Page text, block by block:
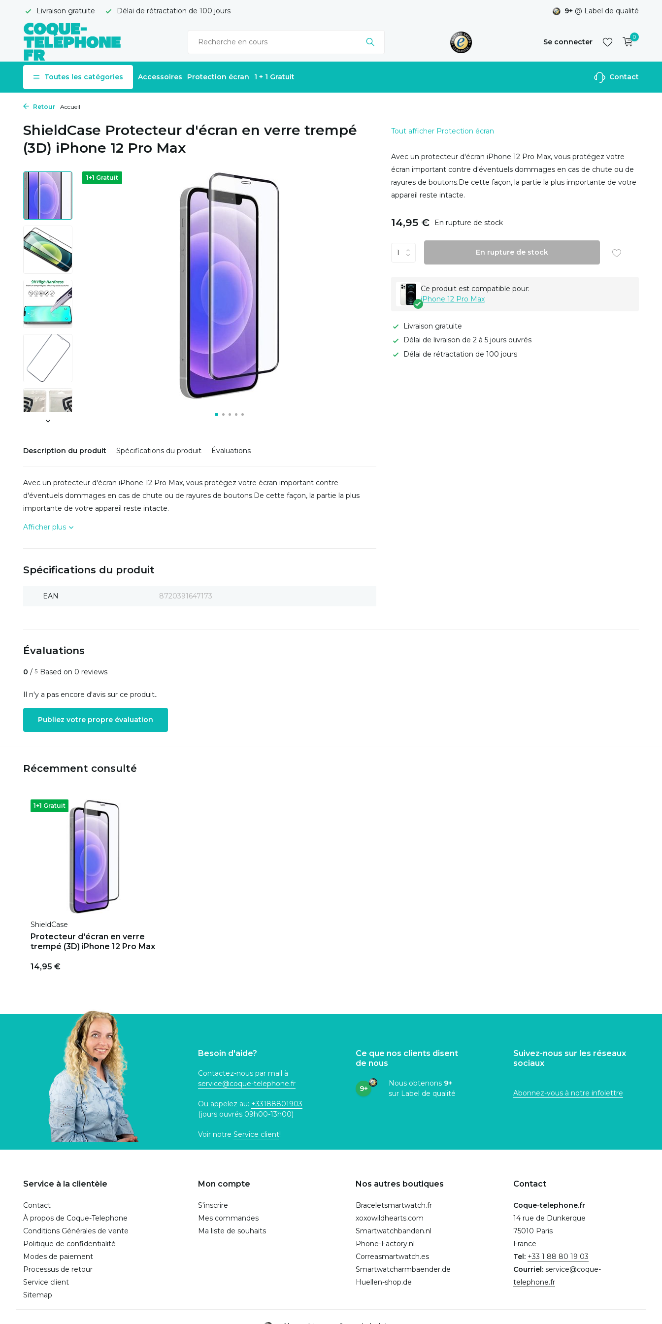
Livraison gratuite Délai de rétractation de 100 jours 9+ @ Label de qualité
Se connecter
S'inscrire
0
Toutes les catégories Accessoires Protection écran 1 + 1 Gratuit Contact
Retour Accueil
ShieldCase Protecteur d'écran en verre trempé
(3D) iPhone 12 Pro Max
1+1 Gratuit
Description du produit Spécifications du produit Évaluations
Avec un protecteur d'écran iPhone 12 Pro Max, vous protégez votre écran important contre
d'éventuels dommages en cas de chute ou de rayures de boutons.De cette façon, la partie la plus
importante de votre appareil reste intacte.
Afficher plus
Spécifications du produit
EAN 8720391647173
Tout afficher Protection écran
Avec un protecteur d'écran iPhone 12 Pro Max, vous protégez votre
écran important contre d'éventuels dommages en cas de chute ou de
rayures de boutons.De cette façon, la partie la plus importante de votre
appareil reste intacte.
14,95 € En rupture de stock
En rupture de stock
Ce produit est compatible pour:
iPhone 12 Pro Max
Livraison gratuite
Délai de livraison de 2 à 5 jours ouvrés
Délai de rétractation de 100 jours
Évaluations
0 / 5 Based on 0 reviews
Il n'y a pas encore d'avis sur ce produit..
Publiez votre propre évaluation
Récemment consulté
1+1 Gratuit
ShieldCase
Protecteur d'écran en verre
trempé (3D) iPhone 12 Pro Max
14,95 €
Besoin d'aide?
Contactez-nous par mail à
service@coque-telephone.fr
Ou appelez au: +33188801903
(jours ouvrés 09h00-13h00)
Voir notre Service client!
Ce que nos clients disent
de nous
9+
Nous obtenons 9+
sur Label de qualité
Suivez-nous sur les réseaux
sociaux
Abonnez-vous à notre infolettre
Service à la clientèle
Contact
À propos de Coque-Telephone
Conditions Générales de vente
Politique de confidentialité
Modes de paiement
Processus de retour
Service client
Sitemap
Mon compte
S'inscrire
Mes commandes
Ma liste de souhaits
Nos autres boutiques
Braceletsmartwatch.fr
xoxowildhearts.com
Smartwatchbanden.nl
Phone-Factory.nl
Correasmartwatch.es
Smartwatcharmbaender.de
Huellen-shop.de
Contact
Coque-telephone.fr
14 rue de Dunkerque
75010 Paris
France
Tel: +33 1 88 80 19 03
Courriel: service@coque-
telephone.fr